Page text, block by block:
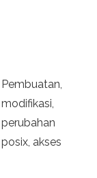
Pembuatan,
modifikasi,
perubahan
posix, akses